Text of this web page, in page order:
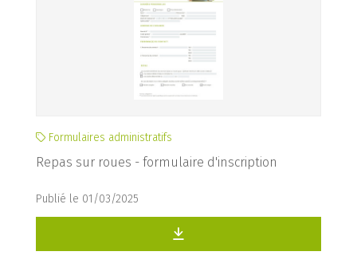
Formulaires administratifs
Repas sur roues - formulaire d'inscription
Publié le 01/03/2025